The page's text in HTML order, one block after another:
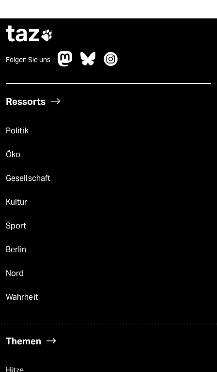
taz
Folgen Sie uns
Ressorts
Politik
Öko
Gesellschaft
Kultur
Sport
Berlin
Nord
Wahrheit
Themen